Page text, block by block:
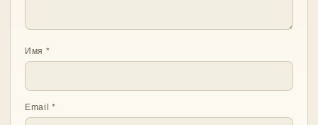
Имя *
Email*